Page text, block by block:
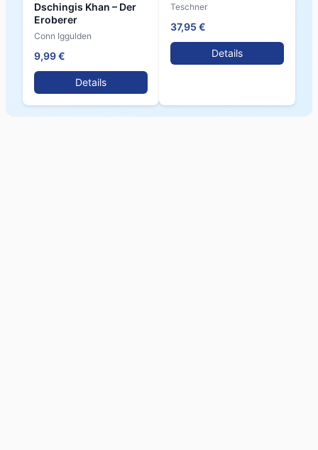
Dschingis Khan – Der
Eroberer
Conn Iggulden
9,99 €
Details
Teschner
37,95 €
Details